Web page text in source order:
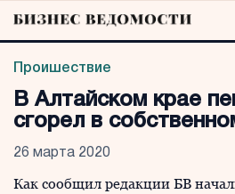
Проишествие
В Алтайском крае
сгорел в
26 марта 2020
Как сообщил редакции БВ